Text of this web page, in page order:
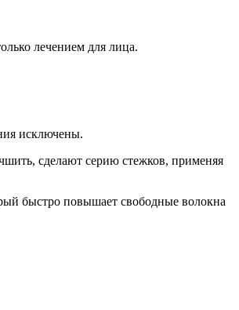
лечением для лица.
исключены.
сделают серию стежков, применяя
быстро повышает свободные волокна